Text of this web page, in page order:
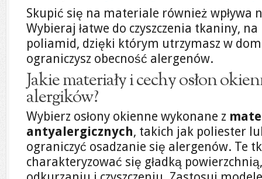
Skupić się na materiale również wpływa
Wybieraj łatwe do czyszczenia tkaniny,
poliamid, dzięki którym utrzymasz w
ograniczysz obecność alergenów.
Jakie materiały i cechy osłon
alergików?
Wybierz osłony okienne wykonane z
antyalergicznych, takich jak poliester
ograniczyć osadzanie się alergenów. Te
charakteryzować się gładką